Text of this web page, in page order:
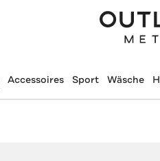
Accessoires Sport Wäsche